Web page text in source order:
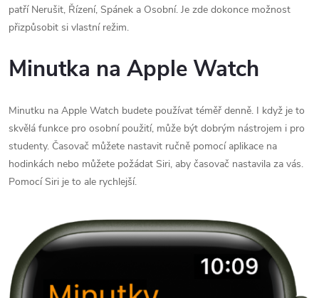
patří Nerušit, Řízení, Spánek a Osobní. Je zde dokonce možnost
přizpůsobit si vlastní režim.
Minutka na Apple Watch
Minutku na Apple Watch budete používat téměř denně. I když je to
skvělá funkce pro osobní použití, může být dobrým nástrojem i pro
studenty. Časovač můžete nastavit ručně pomocí aplikace na
hodinkách nebo můžete požádat Siri, aby časovač nastavila za vás.
Pomocí Siri je to ale rychlejší.